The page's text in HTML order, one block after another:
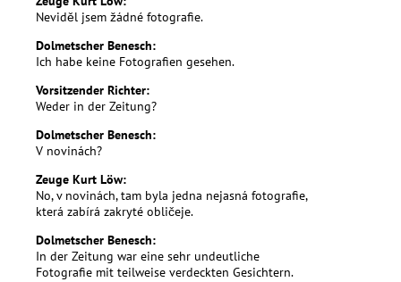
Neviděl jsem žádné fotografie.
Dolmetscher Benesch:
Ich habe keine Fotografien gesehen.
Vorsitzender Richter:
Weder in der Zeitung?
Dolmetscher Benesch:
V novinách?
Zeuge Kurt Löw:
No, v novinách, tam byla jedna nejasná fotografie,
která zabírá zakryté obličeje.
Dolmetscher Benesch:
In der Zeitung war eine sehr undeutliche
Fotografie mit teilweise verdeckten Gesichtern.